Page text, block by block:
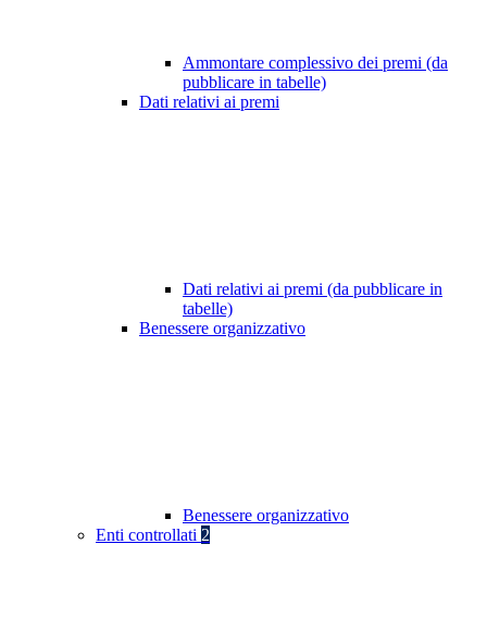
Ammontare complessivo dei premi (da
pubblicare in tabelle)
Dati relativi ai premi
Dati relativi ai premi (da pubblicare in
tabelle)
Benessere organizzativo
Benessere organizzativo
Enti controllati 2